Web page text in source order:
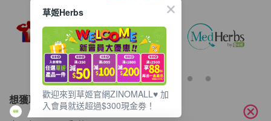
想獲取最新的優惠資訊？
cancel
草姬Herbs
歡迎來到草姬官網ZINOMALL♥️ 加
入會員就送超過$300現金劵！